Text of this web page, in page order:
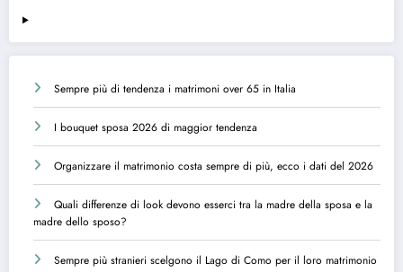
Sempre più di tendenza i matrimoni over 65 in Italia
I bouquet sposa 2026 di maggior tendenza
Organizzare il matrimonio costa sempre di più, ecco i dati del 2026
Quali differenze di look devono esserci tra la madre della sposa e la
madre dello sposo?
Sempre più stranieri scelgono il Lago di Como per il loro matrimonio